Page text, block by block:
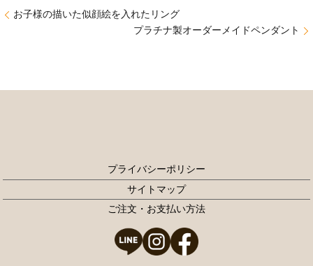
お子様の描いた似顔絵を入れたリング
プラチナ製オーダーメイドペンダント
プライバシーポリシー
サイトマップ
ご注文・お支払い方法